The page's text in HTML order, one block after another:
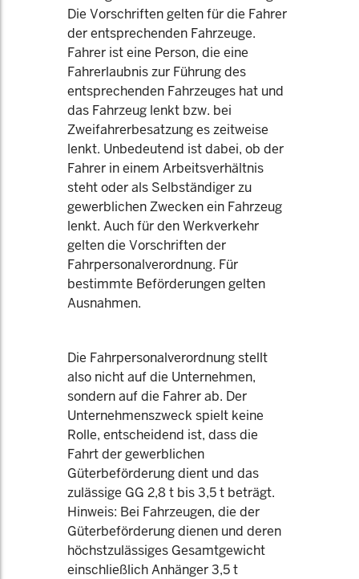
Die Vorschriften gelten für die Fahrer
der entsprechenden Fahrzeuge.
Fahrer ist eine Person, die eine
Fahrerlaubnis zur Führung des
entsprechenden Fahrzeuges hat und
das Fahrzeug lenkt bzw. bei
Zweifahrerbesatzung es zeitweise
lenkt. Unbedeutend ist dabei, ob der
Fahrer in einem Arbeitsverhältnis
steht oder als Selbständiger zu
gewerblichen Zwecken ein Fahrzeug
lenkt. Auch für den Werkverkehr
gelten die Vorschriften der
Fahrpersonalverordnung. Für
bestimmte Beförderungen gelten
Ausnahmen.
Die Fahrpersonalverordnung stellt
also nicht auf die Unternehmen,
sondern auf die Fahrer ab. Der
Unternehmenszweck spielt keine
Rolle, entscheidend ist, dass die
Fahrt der gewerblichen
Güterbeförderung dient und das
zulässige GG 2,8 t bis 3,5 t beträgt.
Hinweis: Bei Fahrzeugen, die der
Güterbeförderung dienen und deren
höchstzulässiges Gesamtgewicht
einschließlich Anhänger 3,5 t